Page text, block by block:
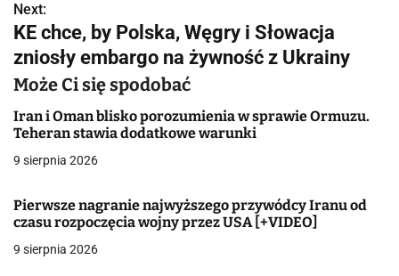
i
g
a
c
j
w
p
Next:
KE chce, by Polska, Węgry i Słowacja
zniosły embargo na żywność z Ukrainy
Może Ci się spodobać
Iran i Oman blisko porozumienia w sprawie Ormuzu.
Teheran stawia dodatkowe warunki
9 sierpnia 2026
Pierwsze nagranie najwyższego przywódcy Iranu od
czasu rozpoczęcia wojny przez USA [+VIDEO]
9 sierpnia 2026